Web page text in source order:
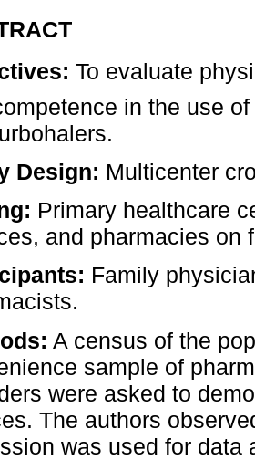
To evaluate
in the use
Design: Multicenter
Primary healthcare
and pharmacies on
Family
A census of the
sample of
were asked to
The authors
was used for data